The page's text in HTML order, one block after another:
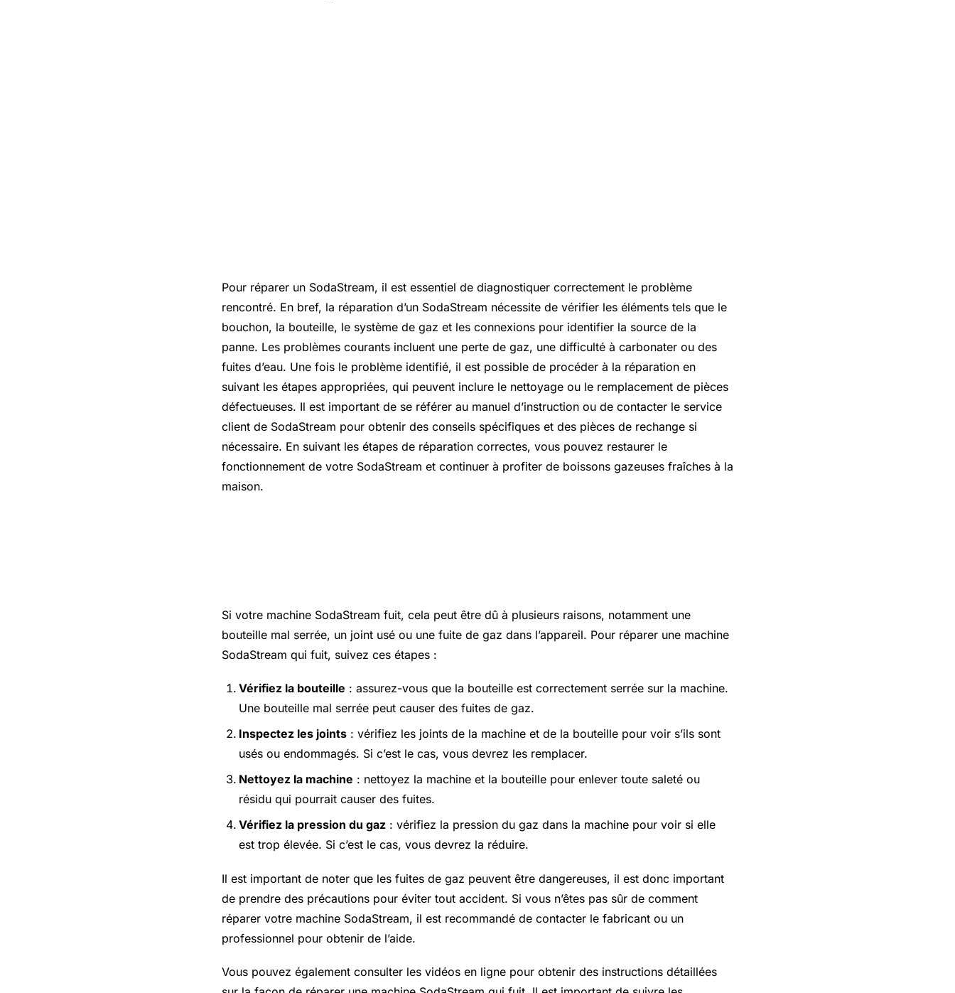
Pour réparer un SodaStream, il est essentiel de diagnostiquer correctement le problème
rencontré. En bref, la réparation d’un SodaStream nécessite de vérifier les éléments tels que le
bouchon, la bouteille, le système de gaz et les connexions pour identifier la source de la
panne. Les problèmes courants incluent une perte de gaz, une difficulté à carbonater ou des
fuites d’eau. Une fois le problème identifié, il est possible de procéder à la réparation en
suivant les étapes appropriées, qui peuvent inclure le nettoyage ou le remplacement de pièces
défectueuses. Il est important de se référer au manuel d’instruction ou de contacter le service
client de SodaStream pour obtenir des conseils spécifiques et des pièces de rechange si
nécessaire. En suivant les étapes de réparation correctes, vous pouvez restaurer le
fonctionnement de votre SodaStream et continuer à profiter de boissons gazeuses fraîches à la
maison.
Si votre machine SodaStream fuit, cela peut être dû à plusieurs raisons, notamment une
bouteille mal serrée, un joint usé ou une fuite de gaz dans l’appareil. Pour réparer une machine
SodaStream qui fuit, suivez ces étapes :
Vérifiez la bouteille : assurez-vous que la bouteille est correctement serrée sur la machine.
Une bouteille mal serrée peut causer des fuites de gaz.
Inspectez les joints : vérifiez les joints de la machine et de la bouteille pour voir s’ils sont
usés ou endommagés. Si c’est le cas, vous devrez les remplacer.
Nettoyez la machine : nettoyez la machine et la bouteille pour enlever toute saleté ou
résidu qui pourrait causer des fuites.
Vérifiez la pression du gaz : vérifiez la pression du gaz dans la machine pour voir si elle
est trop élevée. Si c’est le cas, vous devrez la réduire.
Il est important de noter que les fuites de gaz peuvent être dangereuses, il est donc important
de prendre des précautions pour éviter tout accident. Si vous n’êtes pas sûr de comment
réparer votre machine SodaStream, il est recommandé de contacter le fabricant ou un
professionnel pour obtenir de l’aide.
Vous pouvez également consulter les vidéos en ligne pour obtenir des instructions détaillées